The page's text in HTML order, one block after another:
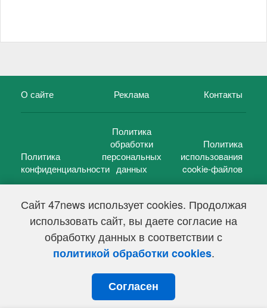
Сайт 47news использует cookies. Продолжая
использовать сайт, вы даете согласие на
обработку данных в соответствии с
политикой обработки cookies.
Согласен
О сайте Реклама Контакты
Политика
конфиденциальности
Политика
обработки
персональных
данных
Политика
использования
cookie-файлов
47 новостей (47 news)2005 — 2026 г.
Свидетельство о регистрации СМИ Эл № ФС 77-39848, выдано
Федеральной службой по надзору в сфере связи,
информационных технологий и массовых коммуникаций